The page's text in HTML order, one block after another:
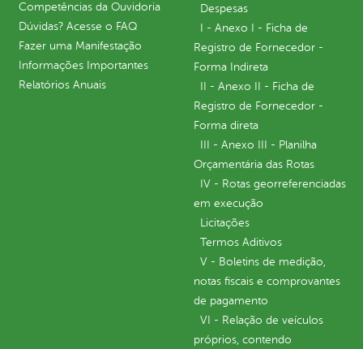
Competências da Ouvidoria
Dúvidas? Acesse o FAQ
Fazer uma Manifestação
Informações Importantes
Relatórios Anuais
Despesas
I - Anexo I - Ficha de
Registro de Fornecedor -
Forma Indireta
II - Anexo II - Ficha de
Registro de Fornecedor -
Forma direta
III - Anexo III - Planilha
Orçamentária das Rotas
IV - Rotas georreferenciadas
em execução
Licitações
Termos Aditivos
V - Boletins de medição,
notas fiscais e comprovantes
de pagamento
VI - Relação de veículos
próprios, contendo